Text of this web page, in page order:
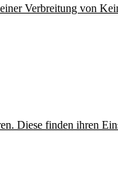
Verbreitung von
Diese finden ihren